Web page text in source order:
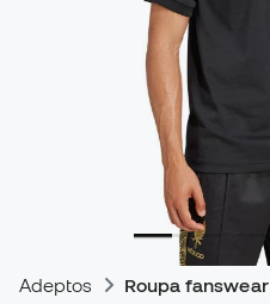
Adeptos Roupa fanswear